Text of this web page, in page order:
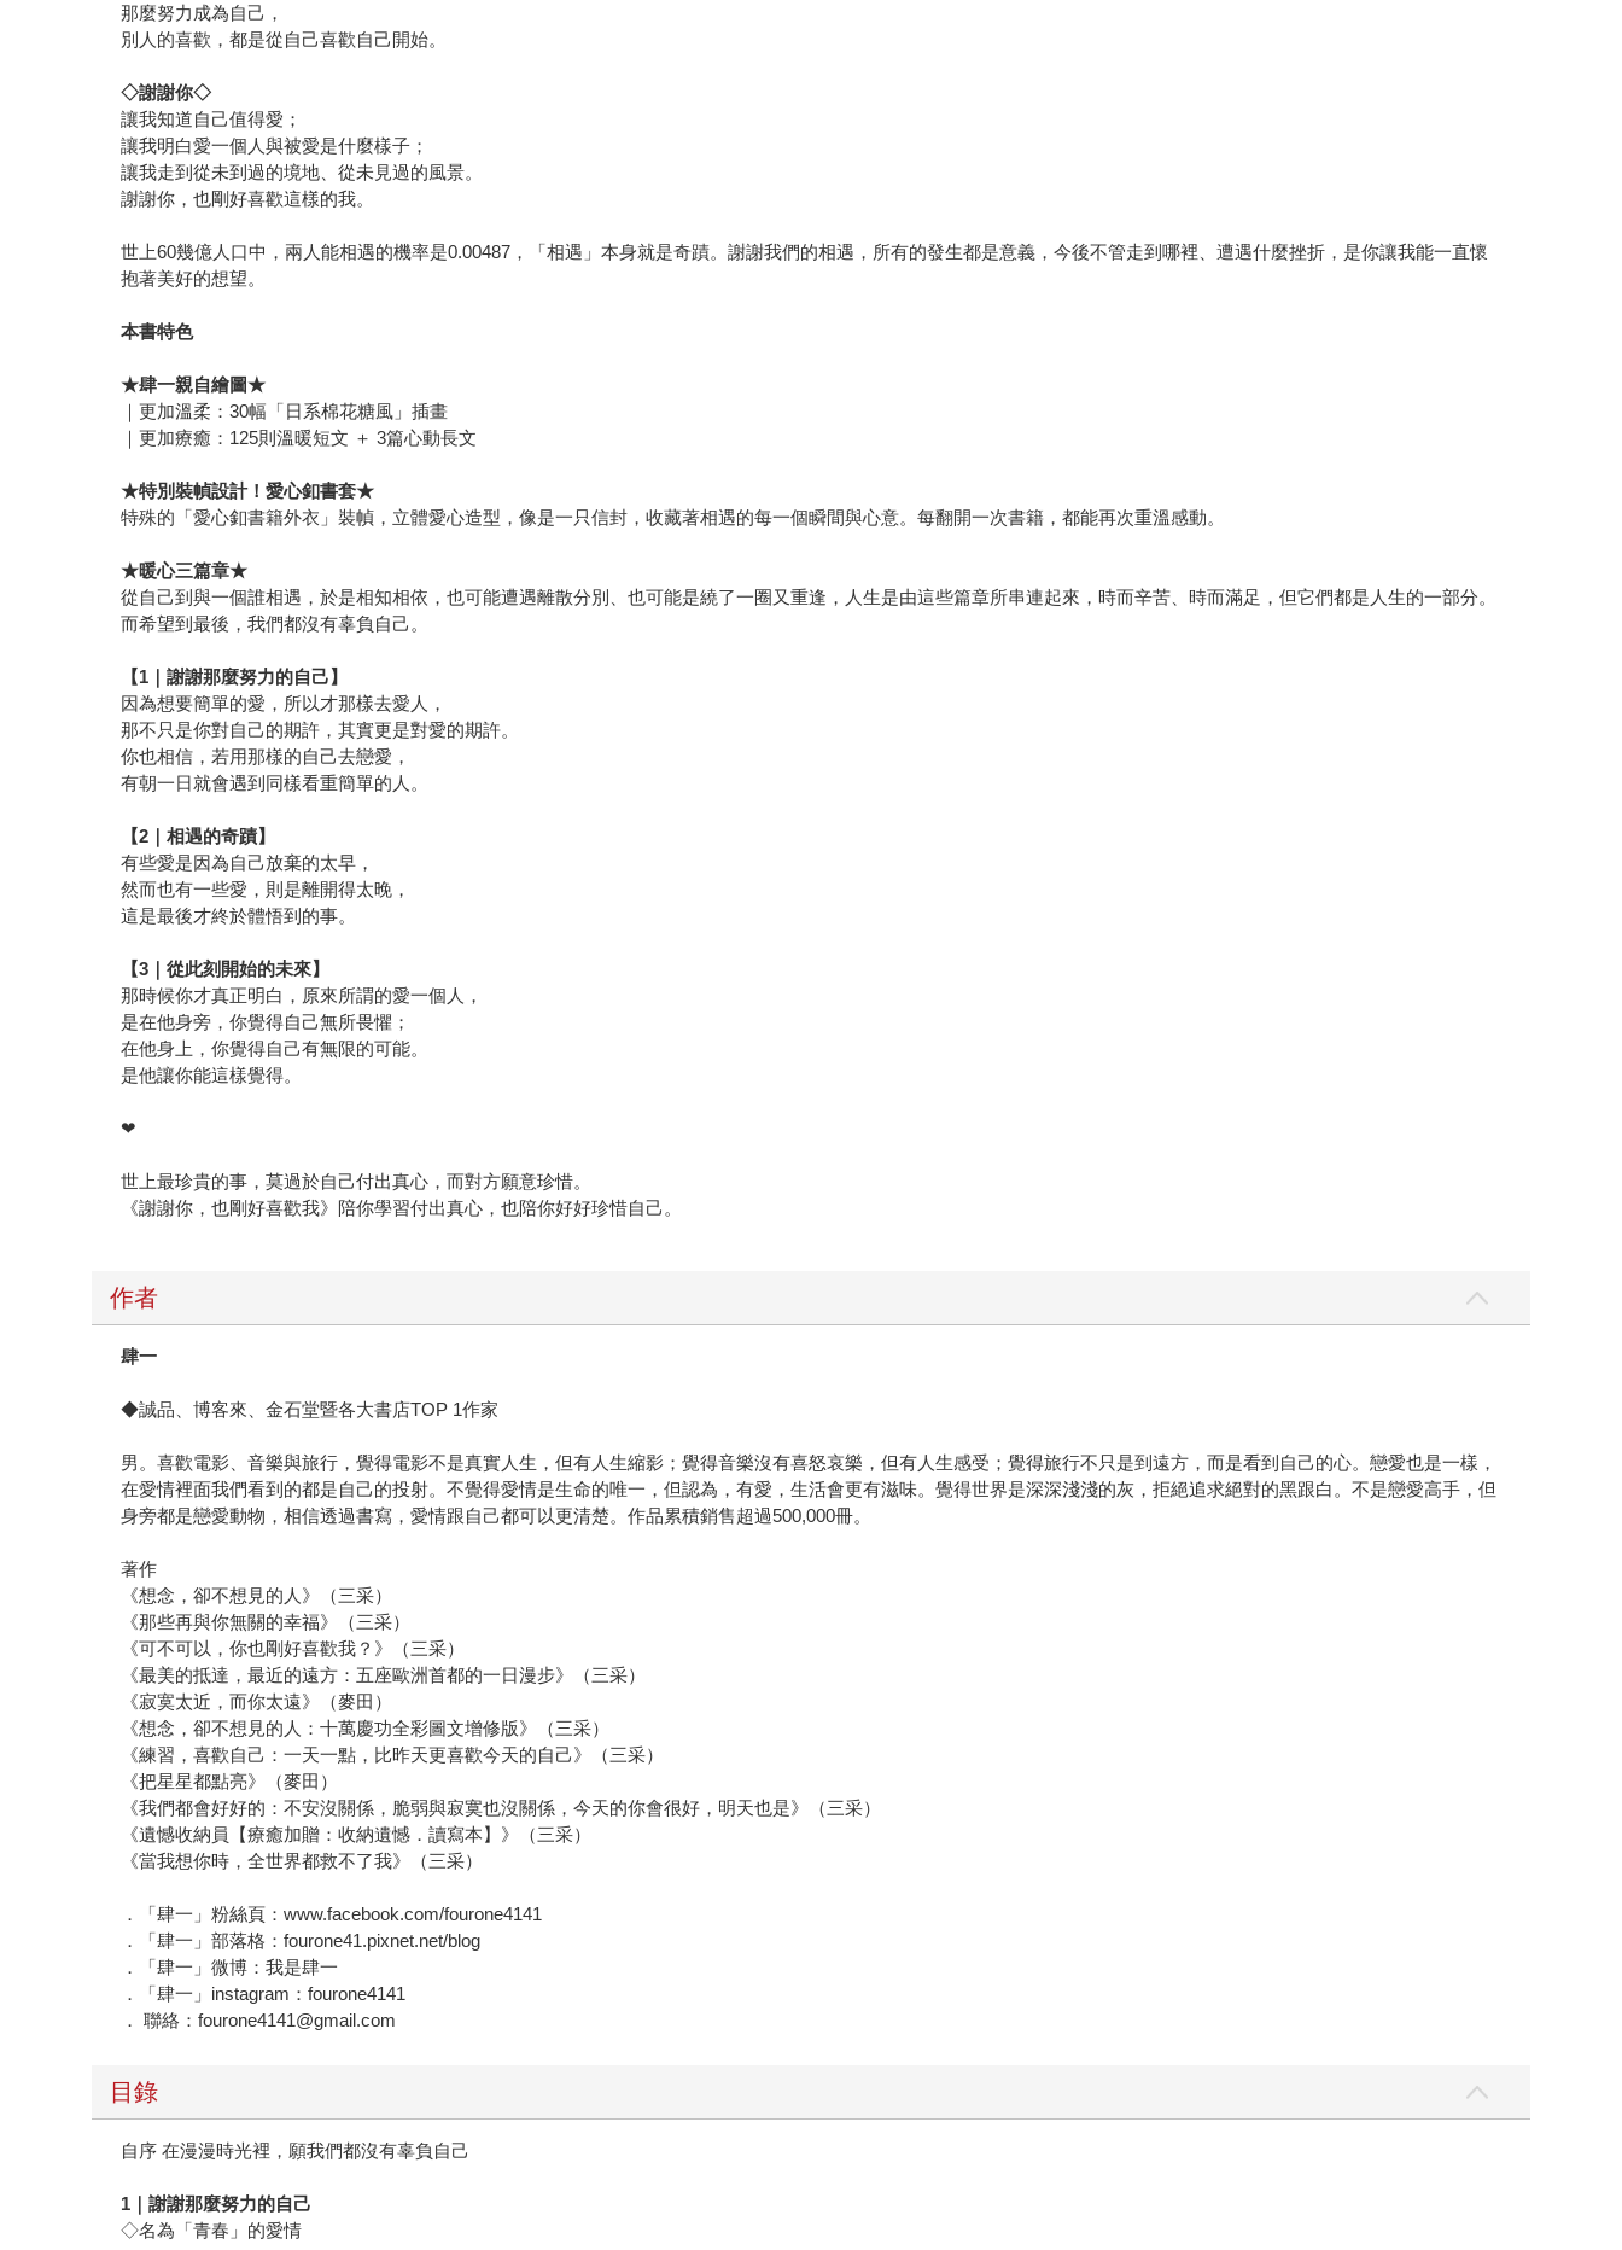
那麼努力成為自己，
別人的喜歡，都是從自己喜歡自己開始。
◇謝謝你◇
讓我知道自己值得愛；
讓我明白愛一個人與被愛是什麼樣子；
讓我走到從未到過的境地、從未見過的風景。
謝謝你，也剛好喜歡這樣的我。
世上60幾億人口中，兩人能相遇的機率是0.00487，「相遇」本身就是奇蹟。謝謝我們的相遇，所有的發生都是意義，今後不管走到哪裡、遭遇什麼挫折，是你讓我能一直懷
抱著美好的想望。
本書特色
★肆一親自繪圖★
｜更加溫柔：30幅「日系棉花糖風」插畫
｜更加療癒：125則溫暖短文 ＋ 3篇心動長文
★特別裝幀設計！愛心釦書套★
特殊的「愛心釦書籍外衣」裝幀，立體愛心造型，像是一只信封，收藏著相遇的每一個瞬間與心意。每翻開一次書籍，都能再次重溫感動。
★暖心三篇章★
從自己到與一個誰相遇，於是相知相依，也可能遭遇離散分別、也可能是繞了一圈又重逢，人生是由這些篇章所串連起來，時而辛苦、時而滿足，但它們都是人生的一部分。
而希望到最後，我們都沒有辜負自己。
【1｜謝謝那麼努力的自己】
因為想要簡單的愛，所以才那樣去愛人，
那不只是你對自己的期許，其實更是對愛的期許。
你也相信，若用那樣的自己去戀愛，
有朝一日就會遇到同樣看重簡單的人。
【2｜相遇的奇蹟】
有些愛是因為自己放棄的太早，
然而也有一些愛，則是離開得太晚，
這是最後才終於體悟到的事。
【3｜從此刻開始的未來】
那時候你才真正明白，原來所謂的愛一個人，
是在他身旁，你覺得自己無所畏懼；
在他身上，你覺得自己有無限的可能。
是他讓你能這樣覺得。
❤
世上最珍貴的事，莫過於自己付出真心，而對方願意珍惜。
《謝謝你，也剛好喜歡我》陪你學習付出真心，也陪你好好珍惜自己。
作者
肆一
◆誠品、博客來、金石堂暨各大書店TOP 1作家
男。喜歡電影、音樂與旅行，覺得電影不是真實人生，但有人生縮影；覺得音樂沒有喜怒哀樂，但有人生感受；覺得旅行不只是到遠方，而是看到自己的心。戀愛也是一樣，
在愛情裡面我們看到的都是自己的投射。不覺得愛情是生命的唯一，但認為，有愛，生活會更有滋味。覺得世界是深深淺淺的灰，拒絕追求絕對的黑跟白。不是戀愛高手，但
身旁都是戀愛動物，相信透過書寫，愛情跟自己都可以更清楚。作品累積銷售超過500,000冊。
著作
《想念，卻不想見的人》（三采）
《那些再與你無關的幸福》（三采）
《可不可以，你也剛好喜歡我？》（三采）
《最美的抵達，最近的遠方：五座歐洲首都的一日漫步》（三采）
《寂寞太近，而你太遠》（麥田）
《想念，卻不想見的人：十萬慶功全彩圖文增修版》（三采）
《練習，喜歡自己：一天一點，比昨天更喜歡今天的自己》（三采）
《把星星都點亮》（麥田）
《我們都會好好的：不安沒關係，脆弱與寂寞也沒關係，今天的你會很好，明天也是》（三采）
《遺憾收納員【療癒加贈：收納遺憾．讀寫本】》（三采）
《當我想你時，全世界都救不了我》（三采）
．「肆一」粉絲頁：www.facebook.com/fourone4141
．「肆一」部落格：fourone41.pixnet.net/blog
．「肆一」微博：我是肆一
．「肆一」instagram：fourone4141
． 聯絡：fourone4141@gmail.com
目錄
自序 在漫漫時光裡，願我們都沒有辜負自己
1｜謝謝那麼努力的自己
◇名為「青春」的愛情